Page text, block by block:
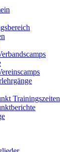
Trainingszeiten